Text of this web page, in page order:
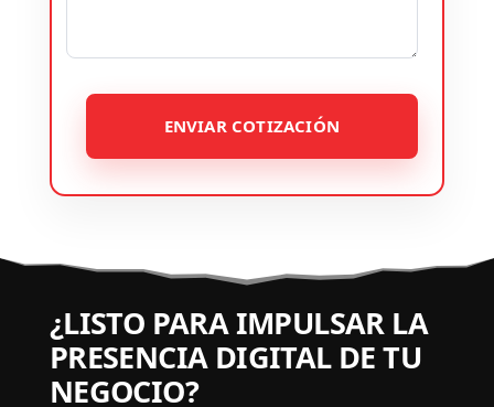
ENVIAR COTIZACIÓN
¿LISTO PARA IMPULSAR LA
PRESENCIA DIGITAL DE TU
NEGOCIO?